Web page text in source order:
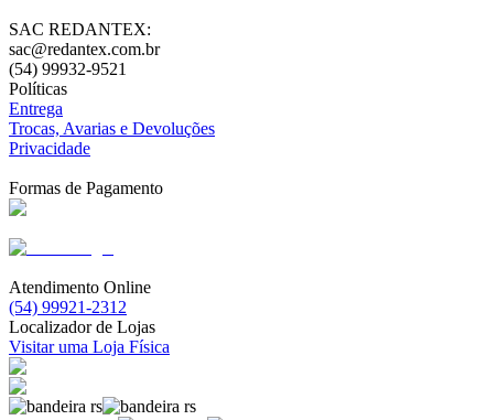
SAC REDANTEX:
sac@redantex.com.br
(54) 99932-9521
Políticas
Entrega
Trocas, Avarias e Devoluções
Privacidade
Formas de Pagamento
Atendimento Online
(54) 99921-2312
Localizador de Lojas
Visitar uma Loja Física